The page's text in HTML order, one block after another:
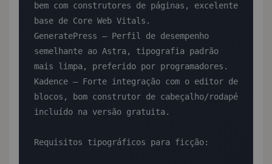
bem com construtores de páginas, excelente
base de Core Web Vitals.
GeneratePress — Perfil de desempenho
semelhante ao Astra, tipografia padrão
mais limpa, preferido por programadores.
Kadence — Forte integração com o editor de
blocos, bom construtor de cabeçalho/rodapé
incluído na versão gratuita.
Requisitos tipográficos para ficção: